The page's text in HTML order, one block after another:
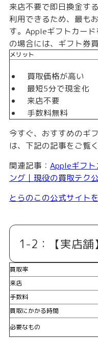
来店不要で即日換金す
利用できるため、 最も
す。Appleギフトカー
の場合には、ギフト券
メリット
買取価格が高い
最短5分で現金化
来店不要
手数料無料
今すぐ、おすすめのギ
は、下記の記事をご覧く
関連記事： Appleギフ
ング｜現役の買取テク
とらのこの公式サイト
1-2：【実店舗
買取率
来店
手数料
買取にかかる時間
必要なもの